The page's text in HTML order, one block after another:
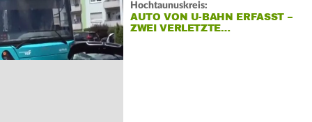
Hochtaunuskreis:
AUTO VON U-BAHN ERFASST –
ZWEI VERLETZTE…